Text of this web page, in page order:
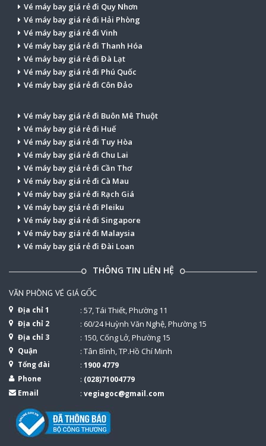
Vé máy bay giá rẻ đi Quy Nhơn
Vé máy bay giá rẻ đi Hải Phòng
Vé máy bay giá rẻ đi Vinh
Vé máy bay giá rẻ đi Thanh Hóa
Vé máy bay giá rẻ đi Đà Lạt
Vé máy bay giá rẻ đi Phú Quốc
Vé máy bay giá rẻ đi Côn Đảo
Vé máy bay giá rẻ đi Buôn Mê Thuột
Vé máy bay giá rẻ đi Huế
Vé máy bay giá rẻ đi Tuy Hòa
Vé máy bay giá rẻ đi Chu Lai
Vé máy bay giá rẻ đi Cần Thơ
Vé máy bay giá rẻ đi Cà Mau
Vé máy bay giá rẻ đi Rạch Giá
Vé máy bay giá rẻ đi Pleiku
Vé máy bay giá rẻ đi Singapore
Vé máy bay giá rẻ đi Malaysia
Vé máy bay giá rẻ đi Đài Loan
THÔNG TIN LIÊN HỆ
VĂN PHÒNG VÉ GIÁ GỐC
Địa chỉ 1 : 57, Tái Thiết, Phường 11
Địa chỉ 2 : 60/24 Huỳnh Văn Nghệ, Phường 15
Địa chỉ 3 : 150, Cống Lở, Phường 15
Quận : Tân Bình, TP.Hồ Chí Minh
Tổng đài : 1900 4779
Phone
: (028)71004779
Email
: vegiagoc@gmail.com